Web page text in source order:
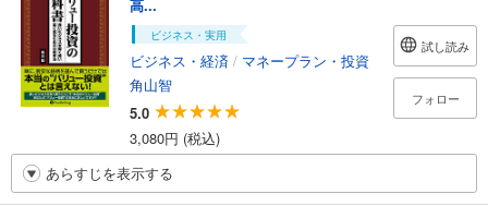
高...
ビジネス・実用
ビジネス・経済 / マネープラン・投資
角山智
5.0
3,080円 (税込)
試し読み
フォロー
あらすじを表示する